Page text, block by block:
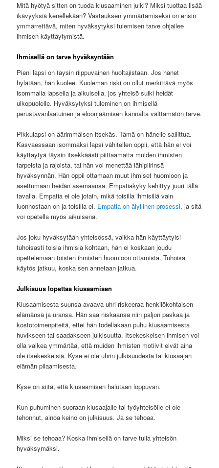
Mitä hyötyä sitten on tuoda kiusaaminen julki? Miksi tuottaa lisää
ikävyyksiä kenellekään? Vastauksen ymmärtämiseksi on ensin
ymmärrettävä, miten hyväksytyksi tulemisen tarve ohjailee
ihmisen käyttäytymistä.
Ihmisellä on tarve hyväksyntään
Pieni lapsi on täysin riippuvainen huoltajistaan. Jos hänet
hylätään, hän kuolee. Kuoleman riski on ollut merkittävä myös
isommalla lapsella ja aikuisella, jos yhteisö sulki heidät
ulkopuolelle. Hyväksytyksi tuleminen on ihmisellä
perustavanlaatuinen ja eloonjäämisen kannalta välttämätön tarve.
Pikkulapsi on äärimmäisen itsekäs. Tämä on hänelle sallittua.
Kasvaessaan isommaksi lapsi vähitellen oppii, että hän ei voi
käyttäytyä täysin itsekkäästi piittaamatta muiden ihmisten
tarpeista ja rajoista, tai hän voi menettää lähipiirinsä
hyväksynnän. Hän oppii ottamaan muut ihmiset huomioon ja
asettumaan heidän asemaansa. Empatiakyky kehittyy juuri tällä
tavalla. Empatia ei ole jotain, mikä toisilla ihmisillä vain
luonnostaan on ja toisilla ei. Empatia on älyllinen prosessi, ja sitä
voi opetella myös aikuisena.
Jos joku hyväksytään yhteisössä, vaikka hän käyttäytyisi
tuhoisasti toisia ihmisiä kohtaan, hän ei koskaan joudu
opettelemaan toisten ihmisten huomioon ottamista. Tuhoisa
käytös jatkuu, koska sen annetaan jatkua.
Julkisuus lopettaa kiusaamisen
Kiusaamisesta suunsa avaava uhri riskeeraa henkilökohtaisen
elämänsä ja uransa. Hän saa niskaansa niin paljon paskaa ja
kostotoimenpiteitä, ettei hän todellakaan puhu kiusaamisesta
huvikseen tai saadakseen julkisuutta. Itsekeskeisen ihmisen voi
olla vaikea ymmärtää, että muiden ihmisten motiivit eivät aina
ole itsekeskeisiä. Kyse ei ole uhrin julkisuudesta tai kiusaajan
elämän pilaamisesta.
Kyse on siitä, että kiusaamisen halutaan loppuvan.
Kun puhuminen suoraan kiusaajalle tai työyhteisölle ei ole
tehonnut, ainoa keino on julkisuus. Ja se tehoaa.
Miksi se tehoaa? Koska ihmisellä on tarve tulla yhteisön
hyväksymäksi.